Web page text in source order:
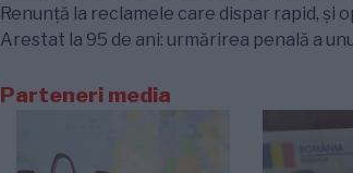
Renunță la reclamele care dispar rapid,
Arestat la 95 de ani: urmărirea penală a
Parteneri media